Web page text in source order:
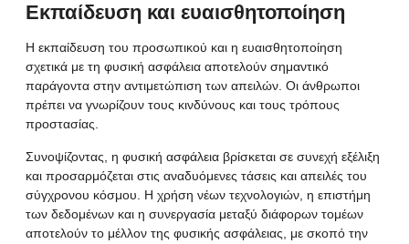
Εκπαίδευση και ευαισθητοποίηση
Η εκπαίδευση του προσωπικού και η ευαισθητοποίηση
σχετικά με τη φυσική ασφάλεια αποτελούν σημαντικό
παράγοντα στην αντιμετώπιση των απειλών. Οι άνθρωποι
πρέπει να γνωρίζουν τους κινδύνους και τους τρόπους
προστασίας.
Συνοψίζοντας, η φυσική ασφάλεια βρίσκεται σε συνεχή εξέλιξη
και προσαρμόζεται στις αναδυόμενες τάσεις και απειλές του
σύγχρονου κόσμου. Η χρήση νέων τεχνολογιών, η επιστήμη
των δεδομένων και η συνεργασία μεταξύ διάφορων τομέων
αποτελούν το μέλλον της φυσικής ασφάλειας, με σκοπό την